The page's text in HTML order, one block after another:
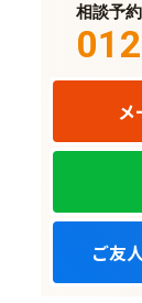
相談予
メ
ご友